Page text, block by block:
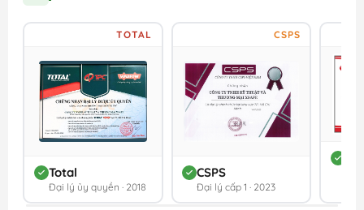
TOTAL
Total
Đại lý ủy quyền · 2018
CSPS
CSPS
Đại lý cấp 1 · 2023